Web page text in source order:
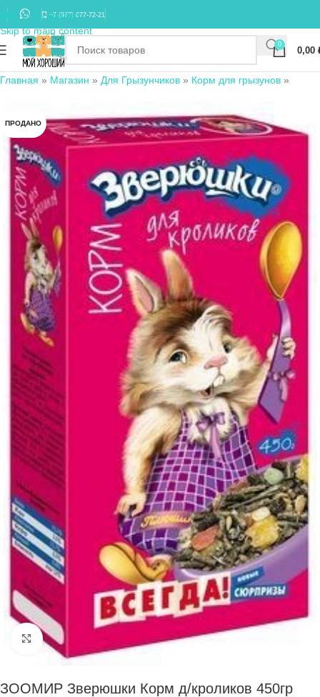
Skip to navigation
Skip to main content
+7 (977) 677-72-21
0
0,00
Главная » Магазин » Для Грызунчиков » Корм для грызунов »
ПРОДАНО
Нажмите, чтобы увеличить
ЗООМИР Зверюшки Корм д/кроликов 450гр